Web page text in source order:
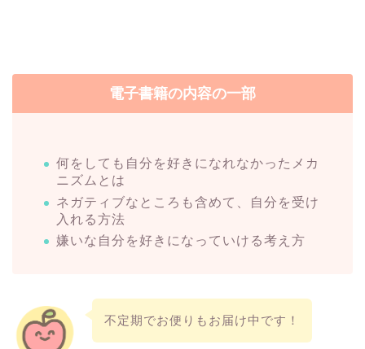
電子書籍の内容の一部
何をしても自分を好きになれなかったメカ
ニズムとは
ネガティブなところも含めて、自分を受け
入れる方法
嫌いな自分を好きになっていける考え方
不定期でお便りもお届け中です！